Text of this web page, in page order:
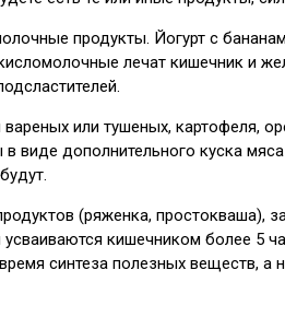
продукты. Йогурт с
лечат кишечник и
или тушеных, картофеля,
дополнительного куска
(ряженка, простокваша),
кишечником более 5
синтеза полезных веществ,